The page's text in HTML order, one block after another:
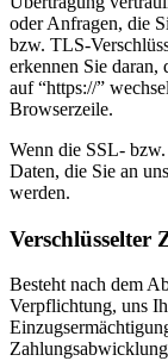
oder Anfragen, die
bzw. TLS-
erkennen Sie daran,
auf “https://”
Browserzeile.
Wenn die SSL-
Daten, die Sie an
werden.
Verschlüsselter
Besteht nach dem
Verpflichtung, uns